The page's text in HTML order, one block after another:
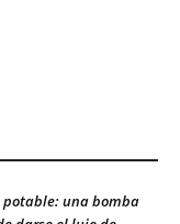
potable: una bomba